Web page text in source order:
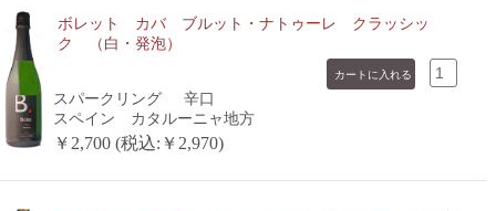
ボレット カバ ブルット・ナトゥーレ クラッシッ
ク （白・発泡）
スパークリング
辛口
スペイン カタルーニャ地方
￥2,700 (税込:￥2,970)